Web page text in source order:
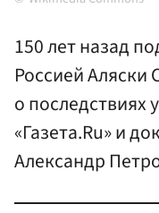
150 лет назад
Россией
о последствиях
«Газета.Ru» и
Александр